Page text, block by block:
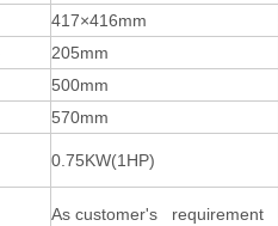
417×416mm
205mm
500mm
570mm
0.75KW(1HP)
As customer's requirement